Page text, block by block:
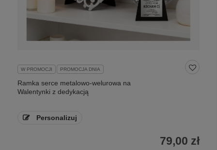
W PROMOCJI PROMOCJA DNIA
Ramka serce metalowo-welurowa na
Walentynki z dedykacją
Personalizuj
79,00 zł